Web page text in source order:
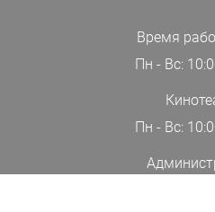
Время
Пн - Вс:
Пн - Вс: